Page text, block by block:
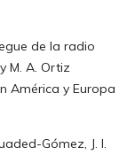
de la radio
M. A. Ortiz
América y Europa
Gómez, J. I.